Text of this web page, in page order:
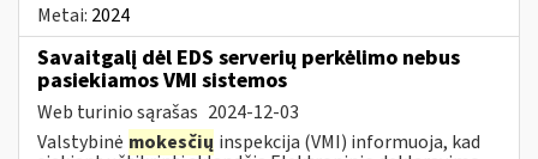
Metai: 2024
Savaitgalį dėl EDS serverių perkėlimo nebus
pasiekiamos VMI sistemos
Web turinio sąrašas 2024-12-03
Valstybinė mokesčių inspekcija (VMI) informuoja, kad